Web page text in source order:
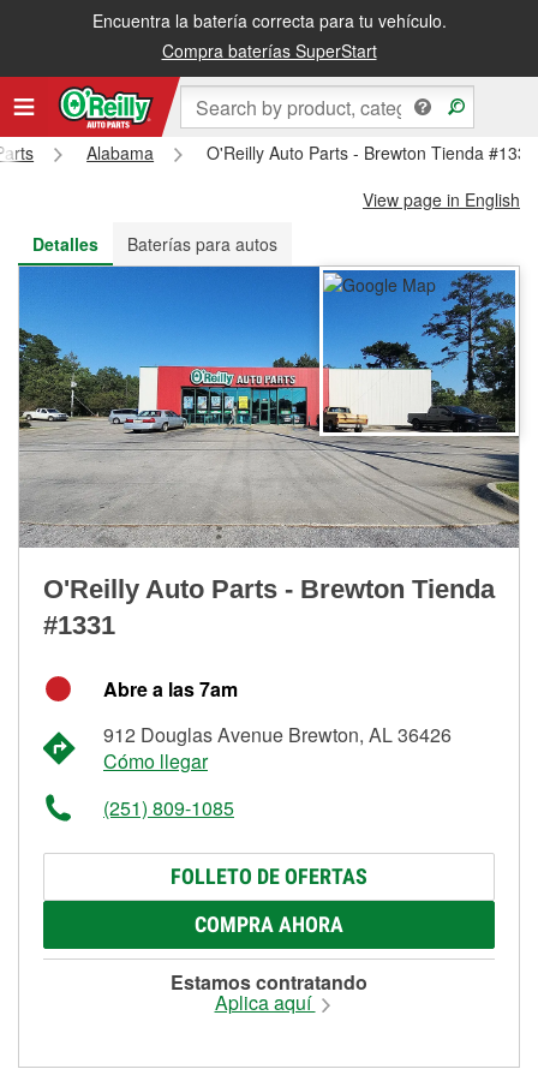
Encuentra la batería correcta para tu vehículo.
Compra baterías SuperStart
Recibe tu orden gratis al día siguiente o recógela en la tienda
Alabama
O'Reilly Auto Parts - Brewton Tienda #1331
View page in English
Detalles
Baterías para autos
O'Reilly Auto Parts - Brewton Tienda
#1331
Abre a las 7am
912 Douglas Avenue Brewton, AL 36426
Cómo llegar
(251) 809-1085
FOLLETO DE OFERTAS
COMPRA AHORA
Estamos contratando
Aplica aquí